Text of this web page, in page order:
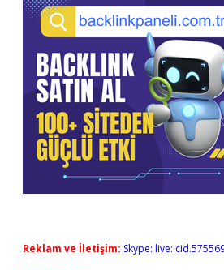
Reklam ve İletişim: Skype: